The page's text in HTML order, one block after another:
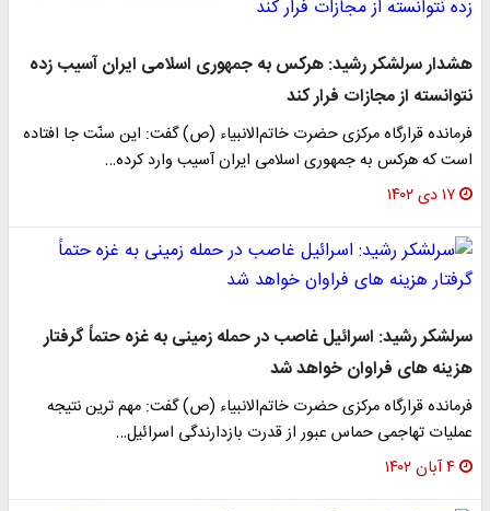
هشدار سرلشکر رشید: هرکس به جمهوری اسلامی ایران آسیب زده
نتوانسته از مجازات فرار کند
فرمانده قرارگاه مرکزی حضرت خاتم‌الانبیاء (ص) گفت: این سنّت جا افتاده
است که هرکس به جمهوری اسلامی ایران آسیب وارد کرده…
۱۷ دی ۱۴۰۲
سرلشکر رشید: اسرائیل غاصب در حمله زمینی به غزه حتماً گرفتار
هزینه های فراوان خواهد شد
فرمانده قرارگاه مرکزی حضرت خاتم‌الانبیاء (ص) گفت: مهم ترین نتیجه
عملیات تهاجمی حماس عبور از قدرت بازدارندگی اسرائیل…
۴ آبان ۱۴۰۲